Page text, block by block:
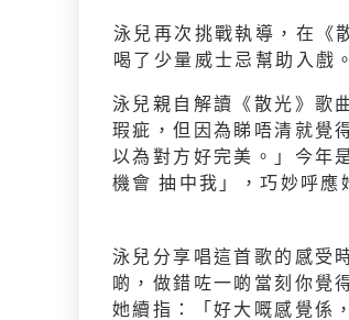
泳兒再次挑戰執導，在《
喝了少量威士忌幫助入戲。
泳兒親自解讀《散光》歌
瑕疵，但因為睇唔清就覺
以為對方好完美。」今年
機會 抽中我」，巧妙呼應
泳兒分享唱這首歌的感受
啲，做錯咗一啲當刻你覺
她續指：「好大嘅感覺係